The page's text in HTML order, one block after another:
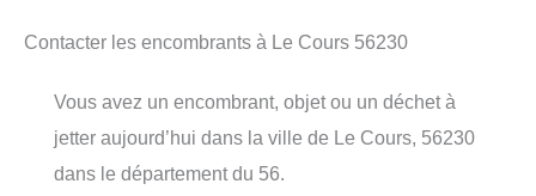
Contacter les encombrants à Le Cours 56230
Vous avez un encombrant, objet ou un déchet à
jetter aujourd’hui dans la ville de Le Cours, 56230
dans le département du 56.